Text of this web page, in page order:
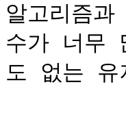
알고리즘
수가 너무
도 없는 유